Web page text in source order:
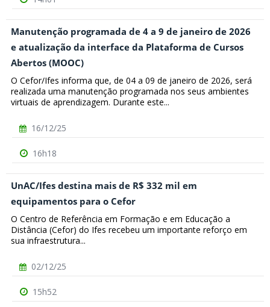
Manutenção programada de 4 a 9 de janeiro de 2026
e atualização da interface da Plataforma de Cursos
Abertos (MOOC)
O Cefor/Ifes informa que, de 04 a 09 de janeiro de 2026, será
realizada uma manutenção programada nos seus ambientes
virtuais de aprendizagem. Durante este...
16/12/25
16h18
UnAC/Ifes destina mais de R$ 332 mil em
equipamentos para o Cefor
O Centro de Referência em Formação e em Educação a
Distância (Cefor) do Ifes recebeu um importante reforço em
sua infraestrutura...
02/12/25
15h52